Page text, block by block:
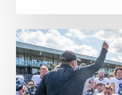
Shoop
und
Clark
auch